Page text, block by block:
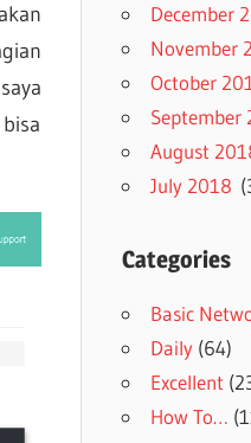
December
November
October
September
August
July 2018
Categories
Basic
Daily(64)
Excellent
How To…